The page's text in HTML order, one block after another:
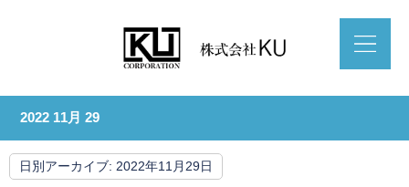
2022 11月 29
日別アーカイブ: 2022年11月29日